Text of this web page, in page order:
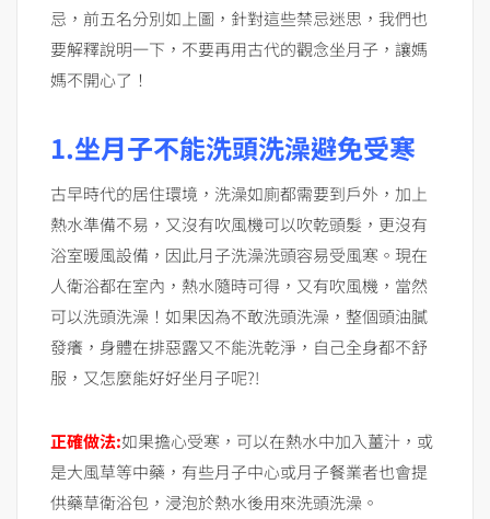
忌，前五名分別如上圖，針對這些禁忌迷思，我們也
要解釋說明一下，不要再用古代的觀念坐月子，讓媽
媽不開心了！
1.坐月子不能洗頭洗澡避免受寒
古早時代的居住環境，洗澡如廁都需要到戶外，加上
熱水準備不易，又沒有吹風機可以吹乾頭髮，更沒有
浴室暖風設備，因此月子洗澡洗頭容易受風寒。現在
人衛浴都在室內，熱水隨時可得，又有吹風機，當然
可以洗頭洗澡！如果因為不敢洗頭洗澡，整個頭油膩
發癢，身體在排惡露又不能洗乾淨，自己全身都不舒
服，又怎麼能好好坐月子呢?!
正確做法:如果擔心受寒，可以在熱水中加入薑汁，或
是大風草等中藥，有些月子中心或月子餐業者也會提
供藥草衛浴包，浸泡於熱水後用來洗頭洗澡。